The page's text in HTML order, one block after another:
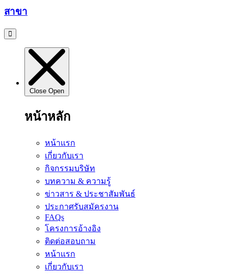
สาขา
Close Open
หน้าหลัก
หน้าแรก
เกี่ยวกับเรา
กิจกรรมบริษัท
บทความ & ความรู้
ข่าวสาร & ประชาสัมพันธ์
ประกาศรับสมัครงาน
FAQs
โครงการอ้างอิง
ติดต่อสอบถาม
หน้าแรก
เกี่ยวกับเรา